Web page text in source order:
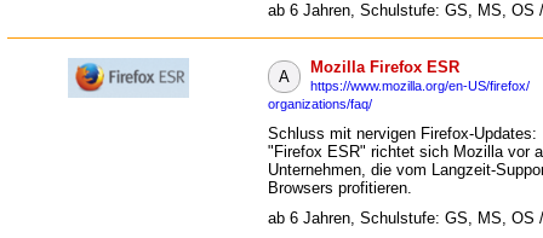
ab 6 Jahren, Schulstufe: GS, MS, OS
A
Mozilla Firefox ESR
https://www.mozilla.org/en-US/firefox/
organizations/faq/
Schluss mit nervigen Firefox-Updates:
"Firefox ESR" richtet sich Mozilla vor
Unternehmen, die vom Langzeit-
Browsers profitieren.
ab 6 Jahren, Schulstufe: GS, MS, OS